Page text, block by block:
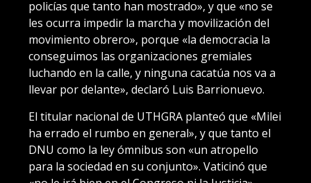
policías que tanto han mostrado», y que «no se
les ocurra impedir la marcha y movilización del
movimiento obrero», porque «la democracia la
conseguimos las organizaciones gremiales
luchando en la calle, y ninguna cacatúa nos va a
llevar por delante», declaró Luis Barrionuevo.
El titular nacional de UTHGRA planteó que «Milei
ha errado el rumbo en general», y que tanto el
DNU como la ley ómnibus son «un atropello
para la sociedad en su conjunto». Vaticinó que